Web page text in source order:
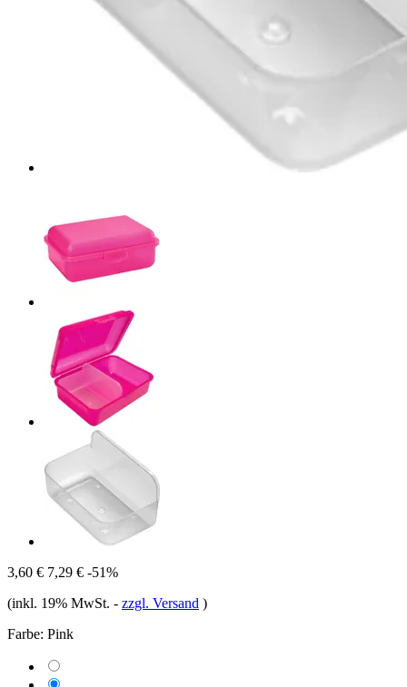
3,60 € 7,29 € -51%
(inkl. 19% MwSt. - zzgl. Versand )
Farbe: Pink